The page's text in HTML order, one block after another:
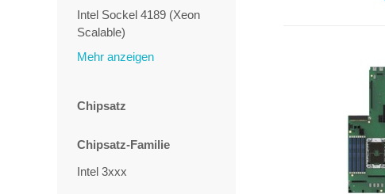
Intel Sockel 4189 (Xeon
Scalable)
Mehr anzeigen
Chipsatz
Chipsatz-Familie
Intel 3xxx